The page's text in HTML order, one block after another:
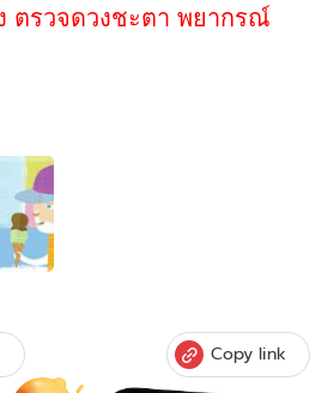
ตรวจดวงชะตา พยากรณ์
Copy link